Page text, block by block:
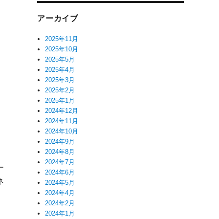
アーカイブ
2025年11月
2025年10月
2025年5月
2025年4月
2025年3月
2025年2月
2025年1月
2024年12月
2024年11月
2024年10月
2024年9月
2024年8月
2024年7月
2024年6月
2024年5月
2024年4月
2024年2月
2024年1月